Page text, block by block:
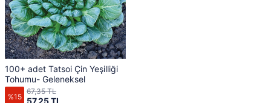
100+ adet Tatsoi Çin Yeşilliği
Tohumu- Geleneksel
%15 57,25 TL
67,35 TL